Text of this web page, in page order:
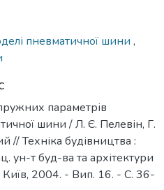
пневматичної шини ,
параметрів
шини / Л. Є. Пелевін, Г.
// Техніка будівництва :
ун-т буд-ва та архітектури
Київ, 2004. - Вип. 16. - С. 36-